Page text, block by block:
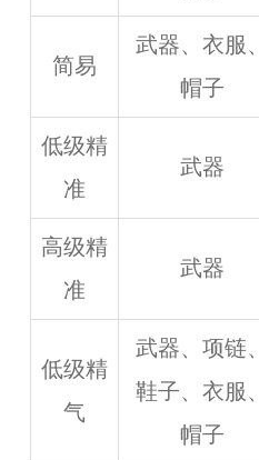
简易
武器、衣服、
帽子
低级精
准
武器
高级精
准
武器
低级精
气
武器、项链、
鞋子、衣服、
帽子